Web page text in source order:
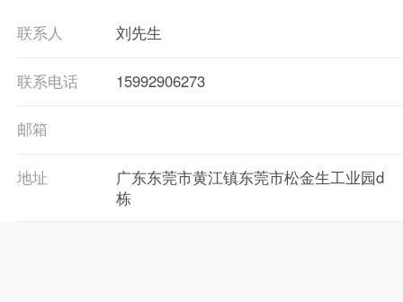
联系人 刘先生
联系电话 15992906273
邮箱
地址
广东东莞市黄江镇东莞市松金生工业园d
栋